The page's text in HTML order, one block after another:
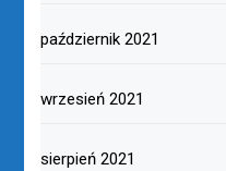
październik 2021
wrzesień 2021
sierpień 2021